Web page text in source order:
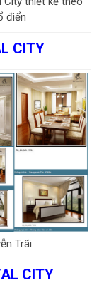
điển
CITY
Trãi
CITY